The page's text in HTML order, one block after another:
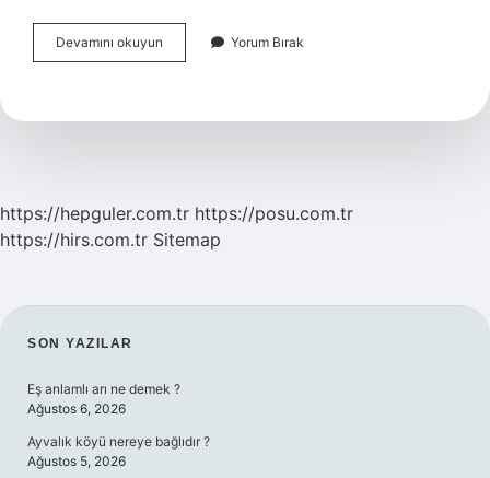
Devamını okuyun
Bölü
Yapılır
Yorum Bırak
https://hepguler.com.tr https://posu.com.tr
https://hirs.com.tr Sitemap
SIDEBAR
SON YAZILAR
Eş anlamlı arı ne demek ?
Ağustos 6, 2026
Ayvalık köyü nereye bağlıdır ?
Ağustos 5, 2026